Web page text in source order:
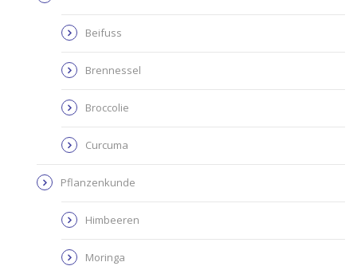
Beifuss
Brennessel
Broccolie
Curcuma
Pflanzenkunde
Himbeeren
Moringa